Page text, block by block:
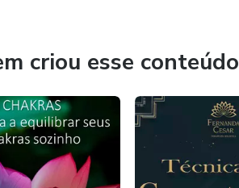
criou esse conteúdo